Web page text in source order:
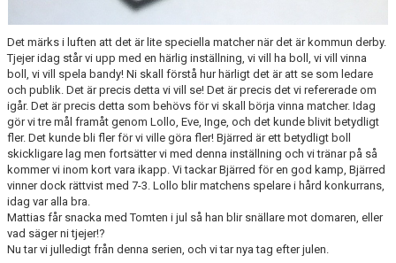
Det märks i luften att det är lite speciella matcher när det är kommun derby.
Tjejer idag står vi upp med en härlig inställning, vi vill ha boll, vi vill vinna
boll, vi vill spela bandy! Ni skall förstå hur härligt det är att se som ledare
och publik. Det är precis detta vi vill se! Det är precis det vi refererade om
igår. Det är precis detta som behövs för vi skall börja vinna matcher. Idag
gör vi tre mål framåt genom Lollo, Eve, Inge, och det kunde blivit betydligt
fler. Det kunde bli fler för vi ville göra fler! Bjärred är ett betydligt boll
skickligare lag men fortsätter vi med denna inställning och vi tränar på så
kommer vi inom kort vara ikapp. Vi tackar Bjärred för en god kamp, Bjärred
vinner dock rättvist med 7-3. Lollo blir matchens spelare i hård konkurrans,
idag var alla bra.
Mattias får snacka med Tomten i jul så han blir snällare mot domaren, eller
vad säger ni tjejer!?
Nu tar vi julledigt från denna serien, och vi tar nya tag efter julen.